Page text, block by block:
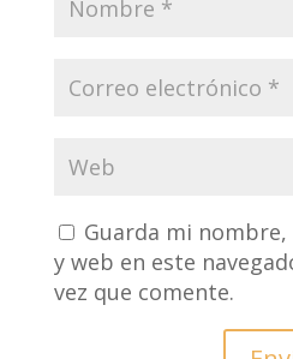
Guarda mi
y web en este
vez que comente.